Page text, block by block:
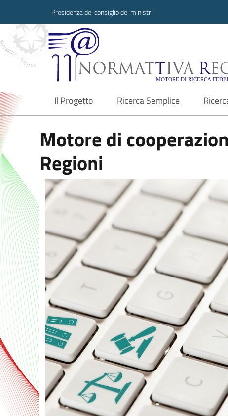
Presidenza del consiglio dei ministri
Normattiva
Il Progetto
current Ricerca Semplice
Motore di
Regioni